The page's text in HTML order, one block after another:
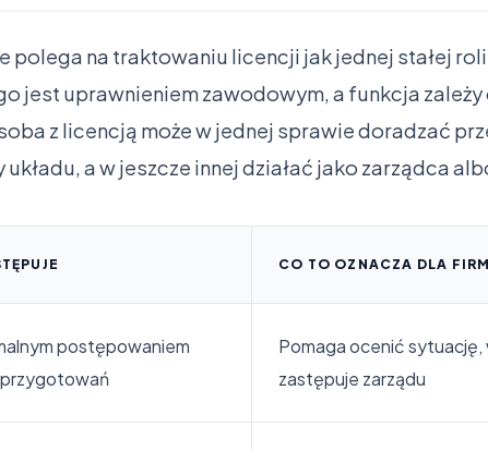
polega na traktowaniu licencji jak jednej stałej
jest uprawnieniem zawodowym, a funkcja zależy
z licencją może w jednej sprawie doradzać
a w jeszcze innej działać jako zarządca
CO TO OZNACZA DLA
postępowaniem
Pomaga ocenić sytuację,
zastępuje zarządu